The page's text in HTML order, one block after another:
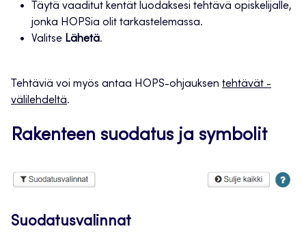
Täytä vaaditut kentät luodaksesi tehtävä opiskelijalle,
jonka HOPSia olit tarkastelemassa.
Valitse Lähetä.
Tehtäviä voi myös antaa HOPS-ohjauksen tehtävät -
välilehdeltä.
Rakenteen suodatus ja symbolit
Suodatusvalinnat